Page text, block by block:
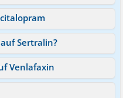
Sertralin?
Venlafaxin